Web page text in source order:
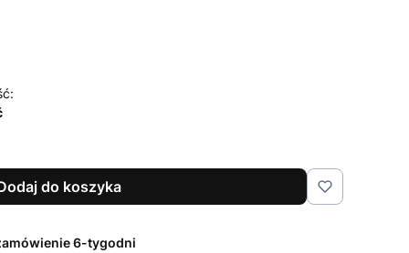
do koszyka
6-tygodni